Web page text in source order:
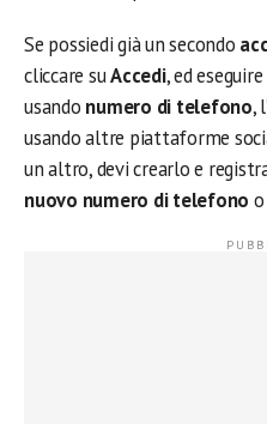
Se possiedi già un secondo
cliccare suAccedi, ed
usando numero di telefono, l’
usando altre piattaforme
un altro, devi crearlo e
nuovo numero di telefono